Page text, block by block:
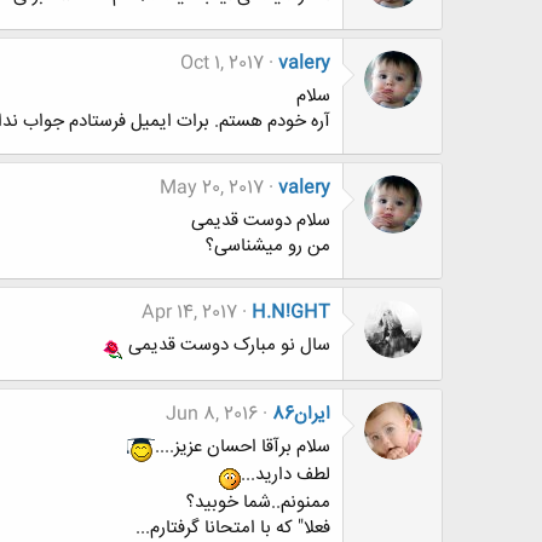
valery
Oct 1, 2017
سلام
آره خودم هستم. برات ایمیل فرستادم جواب
valery
May 20, 2017
سلام دوست قدیمی
من رو میشناسی؟
H.N!GHT
Apr 14, 2017
سال نو مبارک دوست قدیمی
ایران86
Jun 8, 2016
سلام برآقا احسان عزیز....
لطف دارید...
ممنونم..شما خوبید؟
فعلا" که با امتحانا گرفتارم...